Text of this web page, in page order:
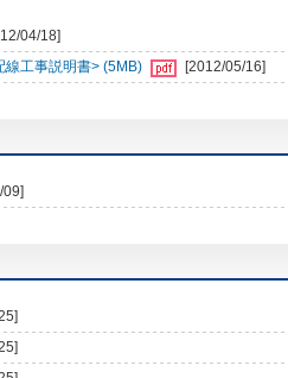
04/18]
線工事説明書> (5MB)
[2012/05/16]
09]